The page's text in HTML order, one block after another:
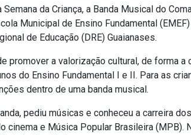
da Criança, a Banda Musical do
Municipal de Ensino Fundamental
de Educação (DRE) Guaianases.
promover a valorização cultural, de forma a
do Ensino Fundamental I e II. Para as
dentro de uma banda musical.
pediu músicas e conheceu a carreira
e Música Popular Brasileira (MPB).